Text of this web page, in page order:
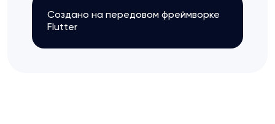
Создано на передовом фреймворке
Flutter